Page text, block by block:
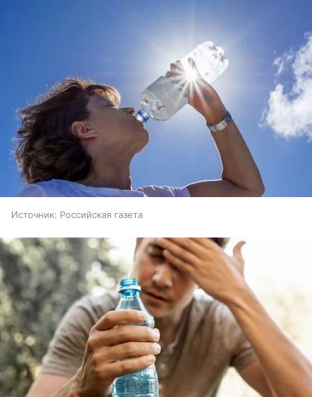
Источник: Российская газета